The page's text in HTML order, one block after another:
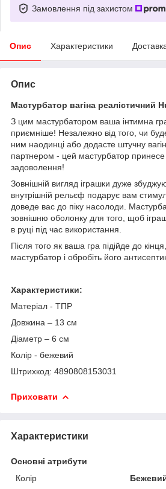
Замовлення під захистом
Опис Характеристики
Опис
Мастурбатор вагіна реалістичний
З цим мастурбатором ваша інтимна
приємніше! Незалежно від того, чи
ним наодинці або додасте штучну
партнером - цей мастурбатор
задоволення!
Зовнішній вигляд іграшки дуже
внутрішній рельєф подарує вам
доведе вас до піку насолоди.
зовнішню оболонку для того, щоб
в руці під час використання.
Після того як ваша гра підійде до
мастурбатор і обробіть його
Характеристики:
Матеріал - ТПР
Довжина – 13 см
Діаметр – 6 см
Колір - бежевий
Штрихкод: 4890808153031
Приховати
Характеристики
Основні атрибути
Колір